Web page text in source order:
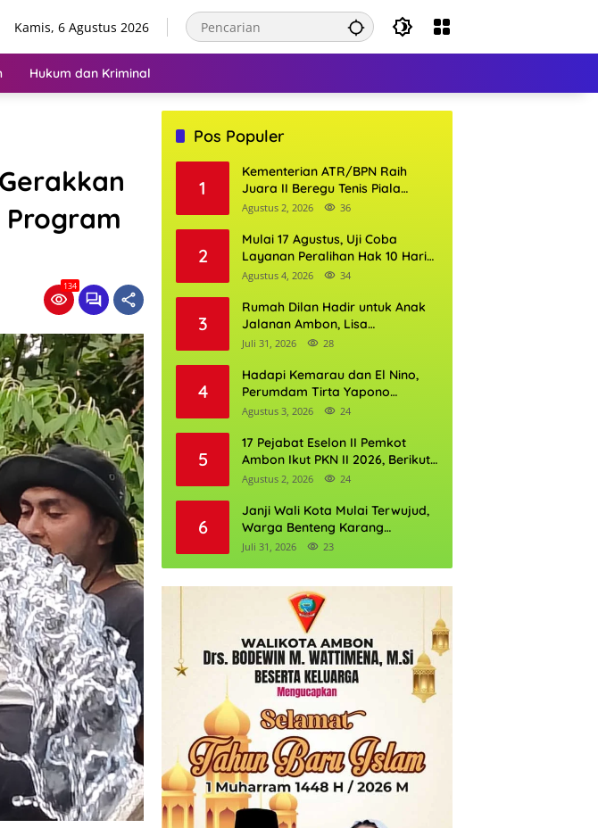
Kamis, 6 Agustus 2026
Hukum dan Kriminal
134
Pos Populer
1
Kementerian ATR/BPN Raih
Juara II Beregu Tenis Piala
Gubernur DKI Jakarta 2026
Agustus 2, 2026 36
2
Mulai 17 Agustus, Uji Coba
Layanan Peralihan Hak 10 Hari
di 15 Kantor Pertanahan
Agustus 4, 2026 34
3
Rumah Dilan Hadir untuk Anak
Jalanan Ambon, Lisa
Wattimena: Tak Ada Anak yang
Depannya
Juli 31, 2026 28
4
Hadapi Kemarau dan El Nino,
Perumdam Tirta Yapono
Perkuat Cadangan Air Ambon
Agustus 3, 2026 24
5
17 Pejabat Eselon II Pemkot
Ambon Ikut PKN II 2026, Berikut
Daftarnya
Agustus 2, 2026 24
6
Janji Wali Kota Mulai Terwujud,
Warga Benteng Karang
Ditargetkan Nikmati Air Bersih
Juli 31, 2026 23